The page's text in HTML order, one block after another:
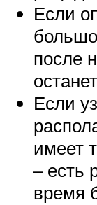
Если
после
Если
имеет
– есть
время